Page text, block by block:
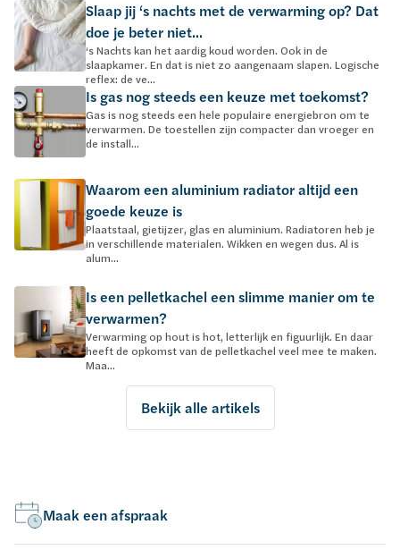
Slaap jij ‘s nachts met de verwarming op? Dat
doe je beter niet...
‘s Nachts kan het aardig koud worden. Ook in de
slaapkamer. En dat is niet zo aangenaam slapen. Logische
reflex: de ve...
Is gas nog steeds een keuze met toekomst?
Gas is nog steeds een hele populaire energiebron om te
verwarmen. De toestellen zijn compacter dan vroeger en
de install...
Waarom een aluminium radiator altijd een
goede keuze is
Plaatstaal, gietijzer, glas en aluminium. Radiatoren heb je
in verschillende materialen. Wikken en wegen dus. Al is
alum...
Is een pelletkachel een slimme manier om te
verwarmen?
Verwarming op hout is hot, letterlijk en figuurlijk. En daar
heeft de opkomst van de pelletkachel veel mee te maken.
Maa...
Bekijk alle artikels
Maak een afspraak